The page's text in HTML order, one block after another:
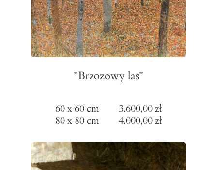
60 x 60 cm 3.600,00 zł
80 x 80 cm 4.000,00 zł
"Brzozowy las"